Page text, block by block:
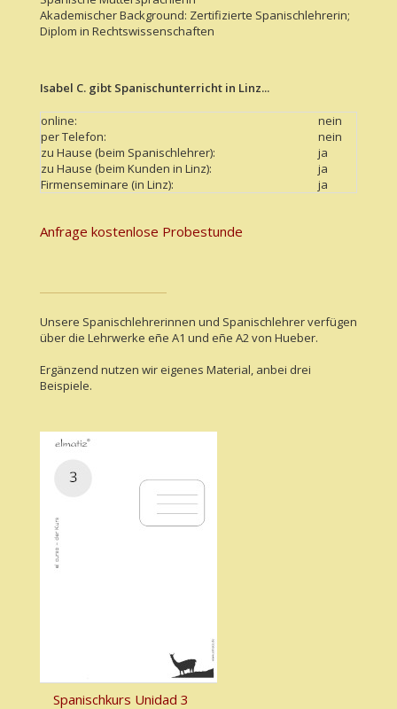
Akademischer Background: Zertifizierte Spanischlehrerin;
Diplom in Rechtswissenschaften
Isabel C. gibt Spanischunterricht in Linz...
online:
nein
per Telefon:
nein
zu Hause (beim Spanischlehrer):
ja
zu Hause (beim Kunden in Linz):
ja
Firmenseminare (in Linz):
ja
Anfrage kostenlose Probestunde
Unsere Spanischlehrerinnen und Spanischlehrer verfügen
über die Lehrwerke eñe A1 und eñe A2 von Hueber.
Ergänzend nutzen wir eigenes Material, anbei drei
Beispiele.
Spanischkurs Unidad 3